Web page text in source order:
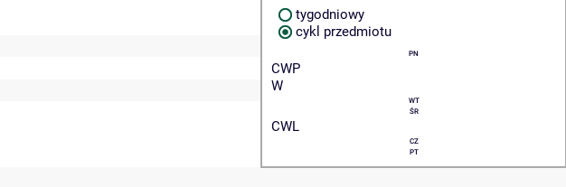
tygodniowy
cykl przedmiotu
PN
CWP
W
WT
ŚR
CWL
CZ
PT